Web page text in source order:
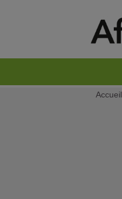
Accueil